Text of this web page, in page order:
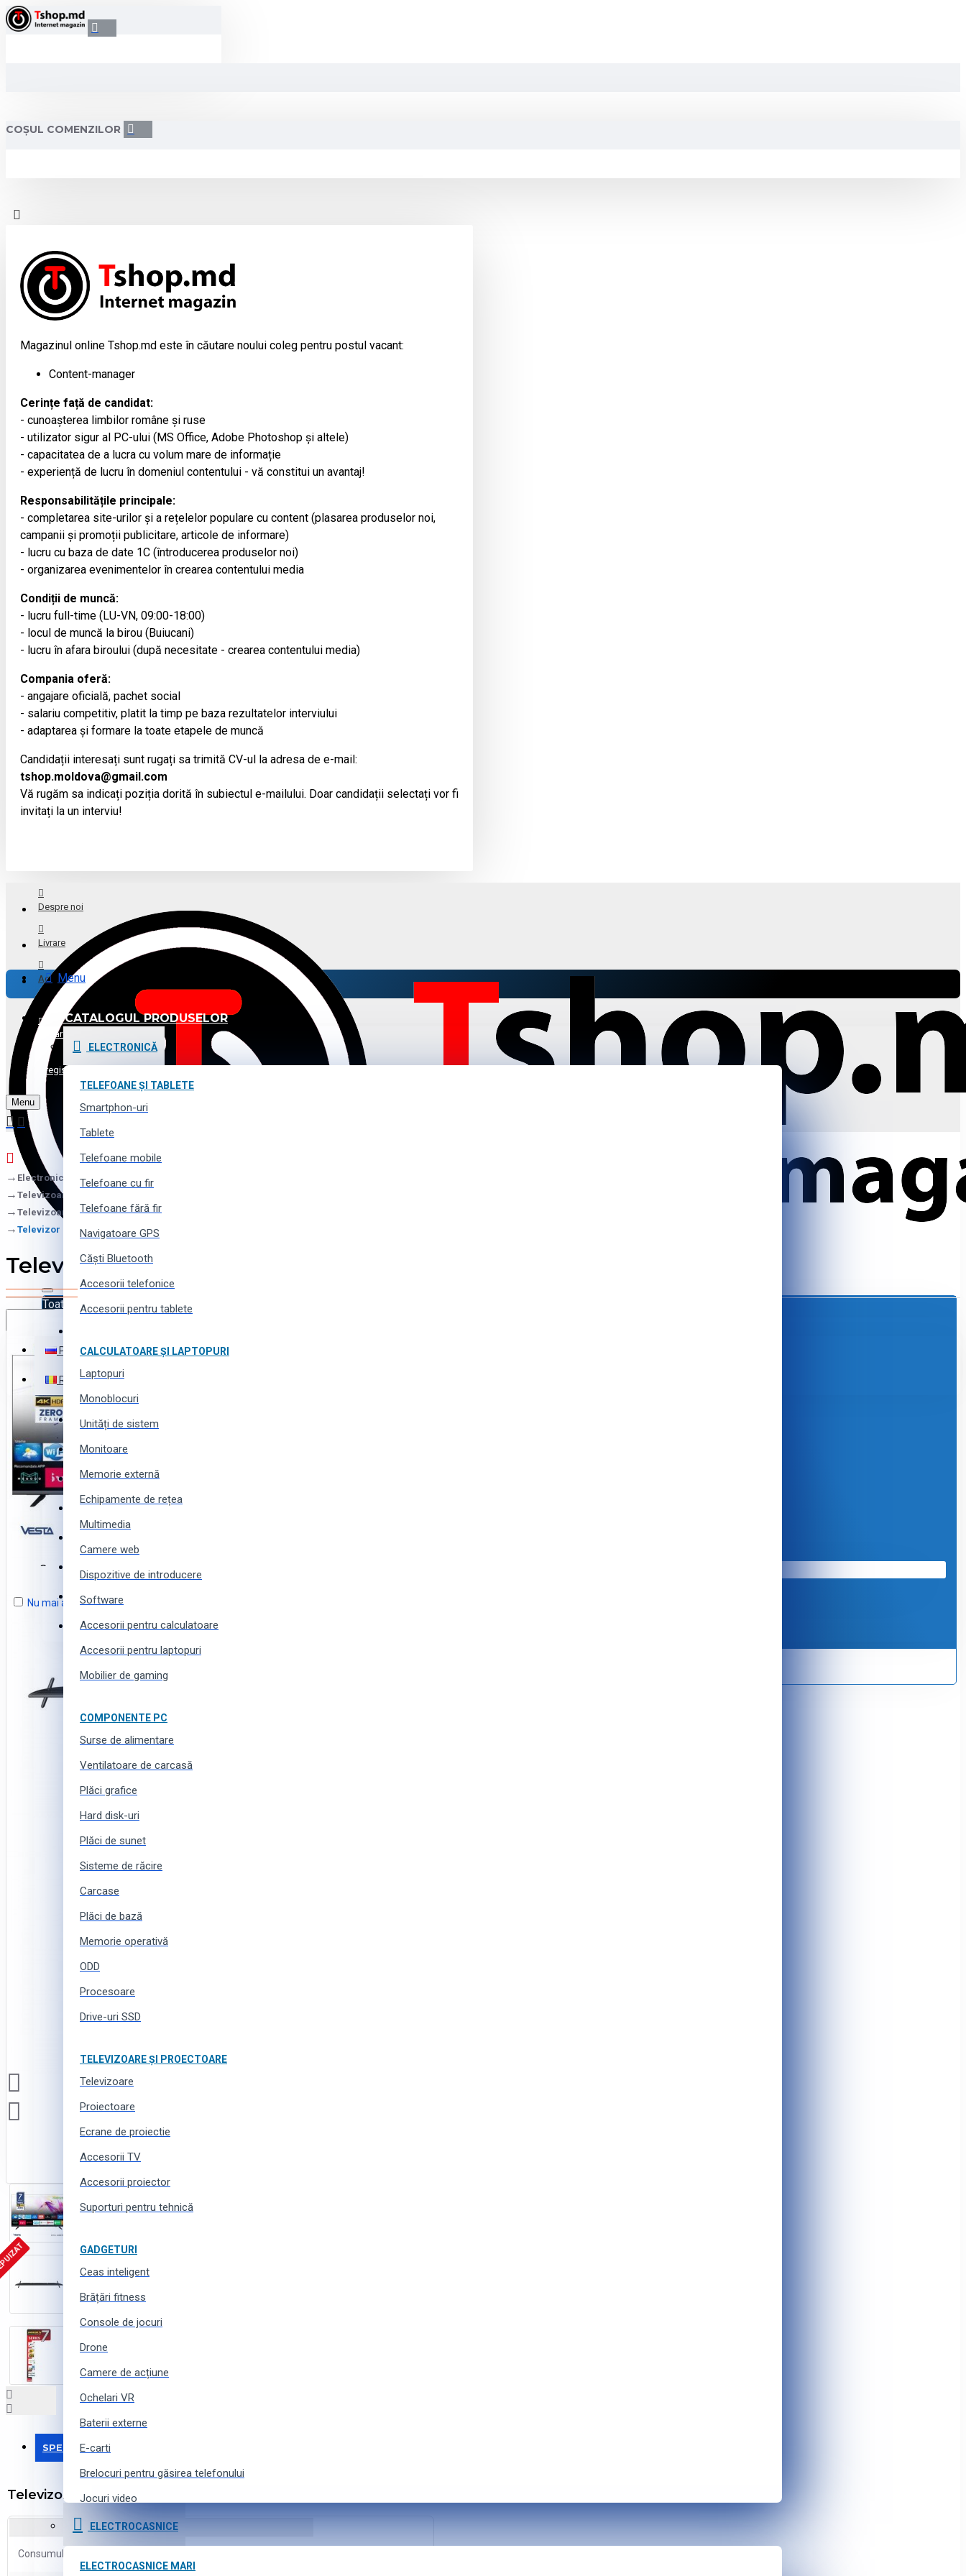
COȘUL COMENZILOR
Magazinul online Tshop.md este în căutare noului coleg pentru postul vacant:
Content-manager
Cerințe față de candidat:
- cunoașterea limbilor române și ruse
- utilizator sigur al PC-ului (MS Office, Adobe Photoshop și altele)
- capacitatea de a lucra cu volum mare de informație
- experiență de lucru în domeniul contentului - vă constitui un avantaj!
Responsabilitățile principale:
- completarea site-urilor și a rețelelor populare cu content (plasarea produselor noi,
campanii și promoții publicitare, articole de informare)
- lucru cu baza de date 1С (întroducerea produselor noi)
- organizarea evenimentelor în crearea contentului media
Condiții de muncă:
- lucru full-time (LU-VN, 09:00-18:00)
- locul de muncă la birou (Buiucani)
- lucru în afara biroului (după necesitate - crearea contentului media)
Compania oferă:
- angajare oficială, pachet social
- salariu competitiv, platit la timp pe baza rezultatelor interviului
- adaptarea și formare la toate etapele de muncă
Candidații interesați sunt rugați sa trimită CV-ul la adresa de e-mail:
tshop.moldova@gmail.com
Vă rugăm sa indicați poziția dorită în subiectul e-mailului. Doar candidații selectați vor fi
invitați la un interviu!
Nu mai arătați acest mesaj
Despre noi
Livrare
Achitare
Promoții și Reduceri
Voucher cadou
Contacte
Toate produsele
Instrumente (scule) și utilaj
Echipamente și instalații
Produse pentru business
Produse pentru casă și grădină
Produse pentru toată familia
Produse sportive, pentru tourism și camping
Haine, încălțăminte și accesorii
Русский
Română
Favorite
Comparare
Coșul este gol!
Menu
CATALOGUL PRODUSELOR
ELECTRONICĂ
TELEFOANE ȘI TABLETE
Smartphon-uri
Tablete
Telefoane mobile
Telefoane cu fir
Telefoane fără fir
Navigatoare GPS
Căști Bluetooth
Accesorii telefonice
Accesorii pentru tablete
CALCULATOARE ȘI LAPTOPURI
Laptopuri
Monoblocuri
Unități de sistem
Monitoare
Memorie externă
Echipamente de rețea
Multimedia
Camere web
Dispozitive de introducere
Software
Accesorii pentru calculatoare
Accesorii pentru laptopuri
Mobilier de gaming
COMPONENTE PC
Surse de alimentare
Ventilatoare de carcasă
Plăci grafice
Hard disk-uri
Plăci de sunet
Sisteme de răcire
Carcase
Plăci de bază
Memorie operativă
ODD
Procesoare
Drive-uri SSD
TELEVIZOARE ȘI PROECTOARE
Televizoare
Proiectoare
Ecrane de proiectie
Accesorii TV
Accesorii proiector
Suporturi pentru tehnică
GADGETURI
Ceas inteligent
Brățări fitness
Console de jocuri
Drone
Camere de acțiune
Ochelari VR
Baterii externe
E-carti
Brelocuri pentru găsirea telefonului
Jocuri video
Curele pentru ceasuri inteligente
Accesorii pentru camere de acțiune
ELECTROCASNICE
ELECTROCASNICE MARI
Logare
Înregistrare
Menu
Electronică
Televizoare și proectoare
Televizoare
Televizor LED TV Vesta LD43E7005 4K
Televizor LED TV Vesta LD43E7005 4K
SPECIFICAȚII
Televizor LED TV Vesta LD43E7005 4K
Consumul de energie